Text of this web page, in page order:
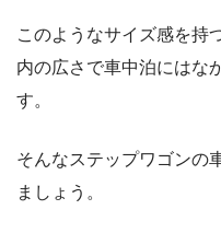
このようなサイズ感を持
内の広さで車中泊にはな
す。
そんなステップワゴンの
ましょう。